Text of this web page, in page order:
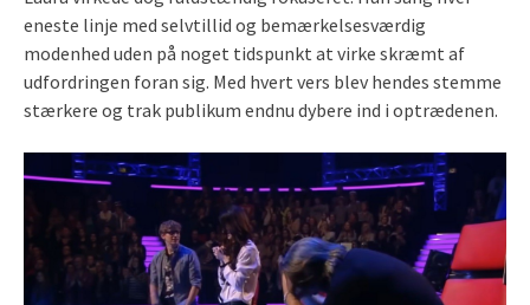
eneste linje med selvtillid og bemærkelsesværdig
modenhed uden på noget tidspunkt at virke skræmt af
udfordringen foran sig. Med hvert vers blev hendes stemme
stærkere og trak publikum endnu dybere ind i optrædenen.